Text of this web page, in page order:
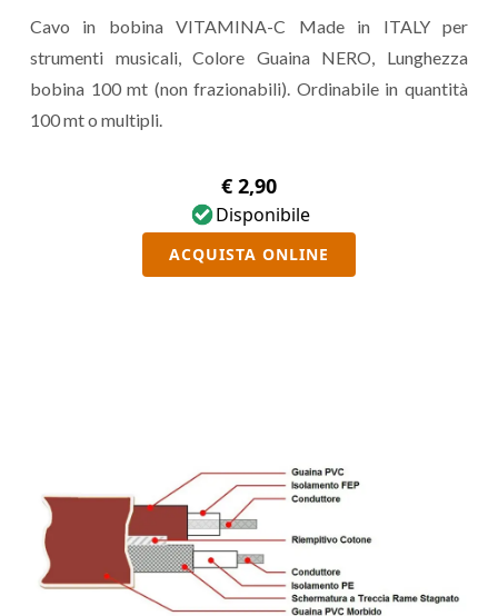
Cavo in bobina VITAMINA-C Made in ITALY per
strumenti musicali, Colore Guaina NERO, Lunghezza
bobina 100 mt (non frazionabili). Ordinabile in quantità
100 mt o multipli.
€ 2,90
Disponibile
ACQUISTA ONLINE